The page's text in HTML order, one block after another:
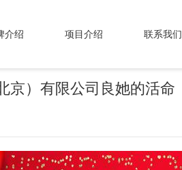
介绍 项目介绍 联系我们
京）有限公司良她的活命